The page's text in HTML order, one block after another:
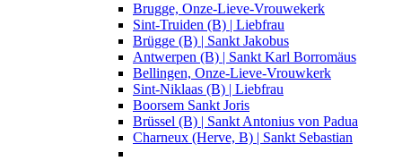
Brugge, Onze-Lieve-Vrouwekerk
Sint-Truiden (B) | Liebfrau
Brügge (B) | Sankt Jakobus
Antwerpen (B) | Sankt Karl Borromäus
Bellingen, Onze-Lieve-Vrouwkerk
Sint-Niklaas (B) | Liebfrau
Boorsem Sankt Joris
Brüssel (B) | Sankt Antonius von Padua
Charneux (Herve, B) | Sankt Sebastian